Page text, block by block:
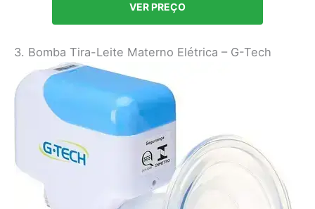
VER PREÇO
3. Bomba Tira-Leite Materno Elétrica – G-Tech